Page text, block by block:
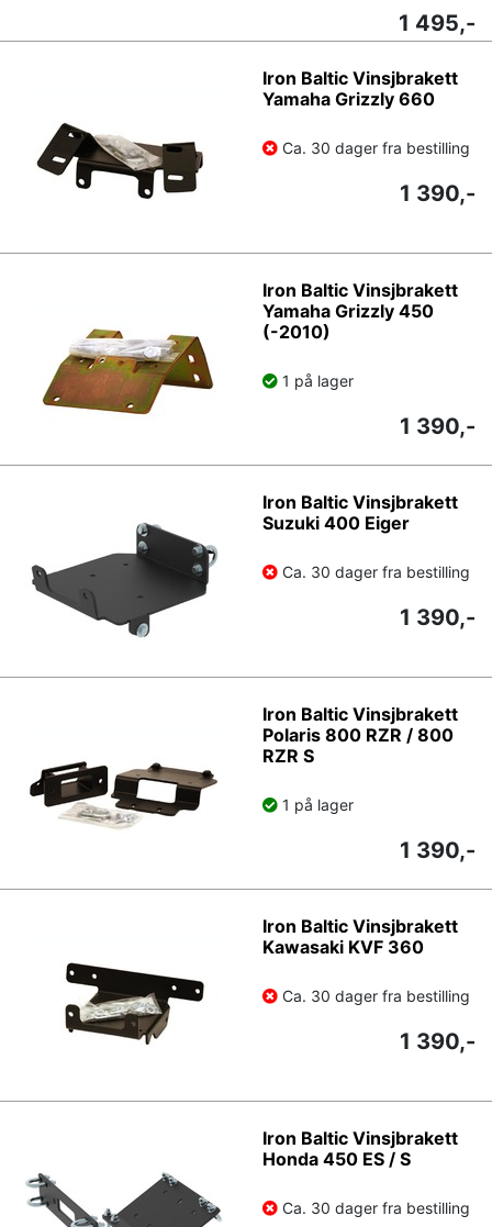
1 495,-
Iron Baltic Vinsjbrakett
Yamaha Grizzly 660
Ca. 30 dager fra bestilling
1 390,-
Iron Baltic Vinsjbrakett
Yamaha Grizzly 450
(-2010)
1 på lager
1 390,-
Iron Baltic Vinsjbrakett
Suzuki 400 Eiger
Ca. 30 dager fra bestilling
1 390,-
Iron Baltic Vinsjbrakett
Polaris 800 RZR / 800
RZR S
1 på lager
1 390,-
Iron Baltic Vinsjbrakett
Kawasaki KVF 360
Ca. 30 dager fra bestilling
1 390,-
Iron Baltic Vinsjbrakett
Honda 450 ES / S
Ca. 30 dager fra bestilling